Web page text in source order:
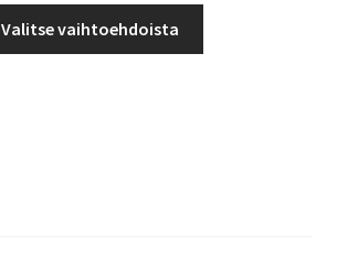
-
41,00 €
Valitse vaihtoehdoista